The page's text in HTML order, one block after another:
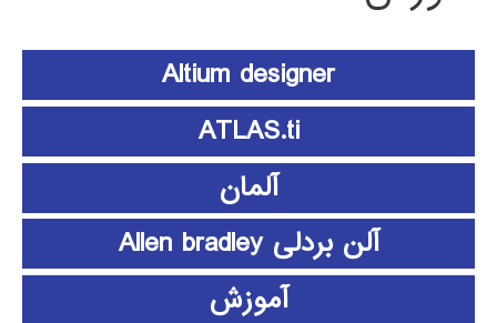
Altium designer
ATLAS.ti
آلمان
آلن بردلی Allen bradley
آموزش